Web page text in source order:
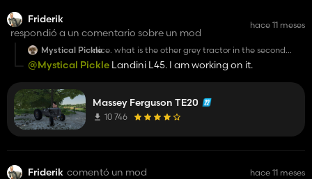
Friderik
respondió a un comentario sobre un mod
hace 11 meses
Mystical Picklenice. what is the other grey tractor in the second
picture? Bulldog ?
@Mystical Pickle Landini L45. I am working on it.
Massey Ferguson TE20
10 746
Friderik comentó un mod hace 11 meses